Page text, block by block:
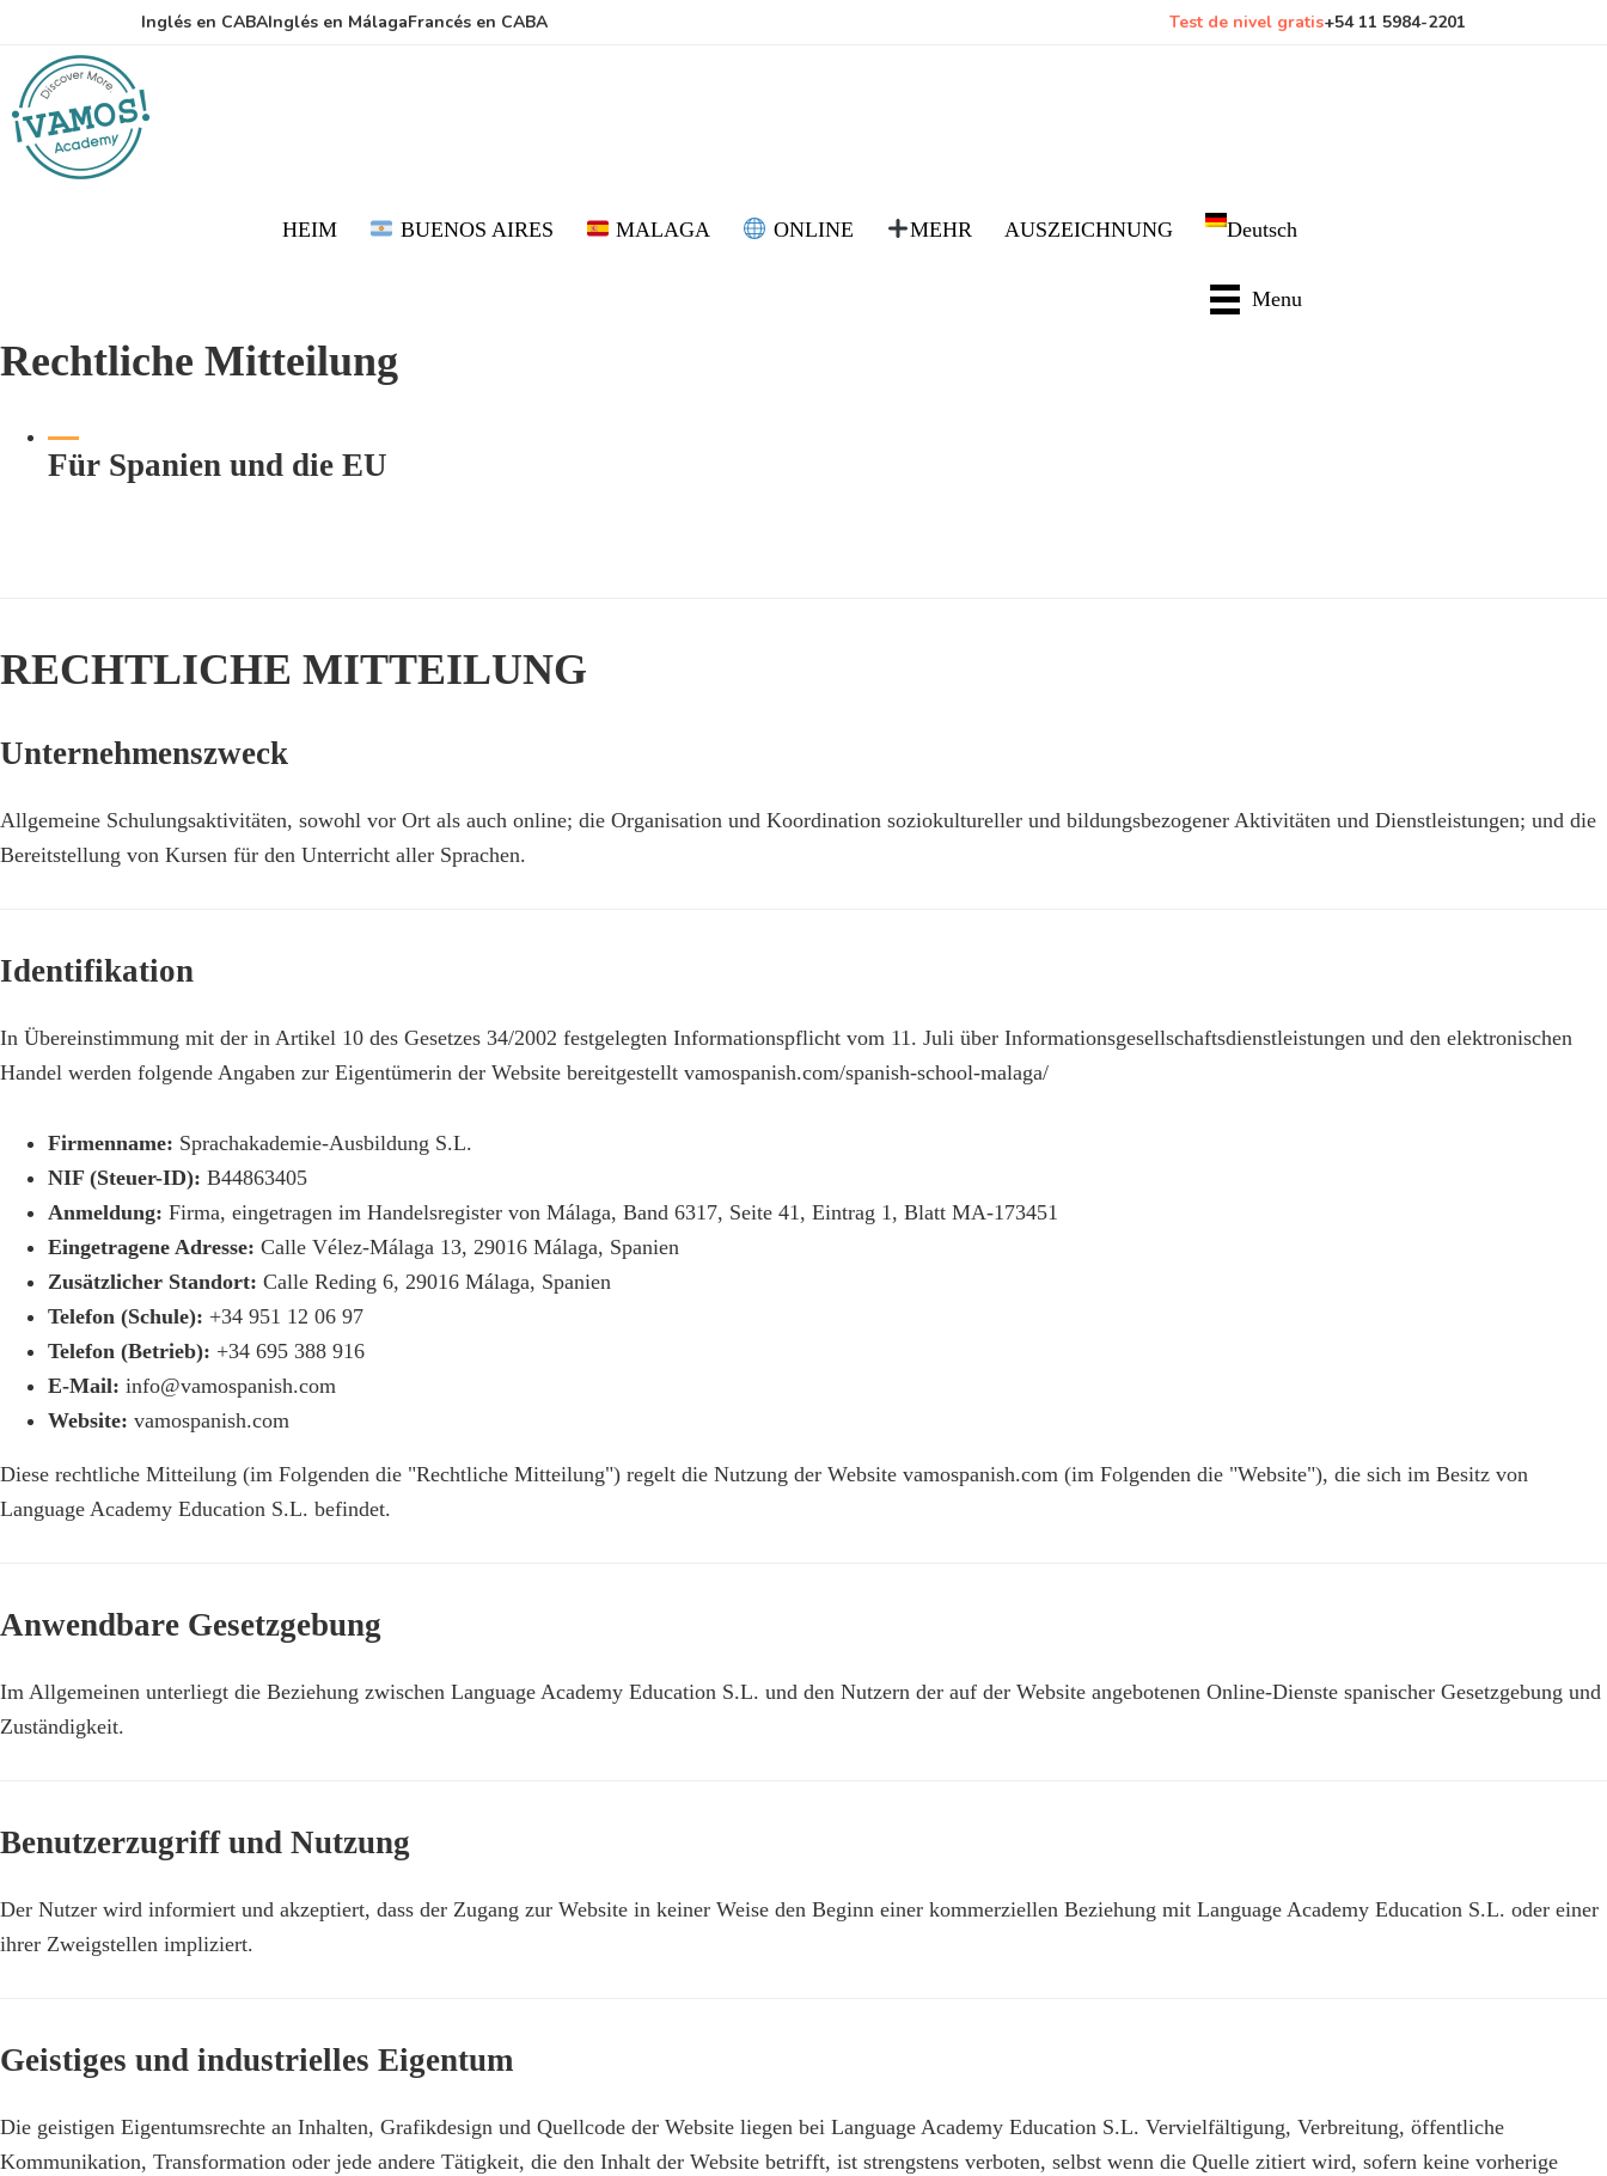
springen
Seitenspalte
springen
Inglés en CABAInglés en MálagaFrancés en CABA Test de nivel gratis+54 11 5984-2201
HEIM BUENOS AIRES MALAGA ONLINE MEHR AUSZEICHNUNG Deutsch
Menu
Rechtliche Mitteilung
Für Spanien und die EU
RECHTLICHE MITTEILUNG
Unternehmenszweck
Allgemeine Schulungsaktivitäten, sowohl vor Ort als auch online; die Organisation und Koordination soziokultureller und bildungsbezogener Aktivitäten und Dienstleistungen; und die
Bereitstellung von Kursen für den Unterricht aller Sprachen.
Identifikation
In Übereinstimmung mit der in Artikel 10 des Gesetzes 34/2002 festgelegten Informationspflicht vom 11. Juli über Informationsgesellschaftsdienstleistungen und den elektronischen
Handel werden folgende Angaben zur Eigentümerin der Website bereitgestellt vamospanish.com/spanish-school-malaga/
Firmenname: Sprachakademie-Ausbildung S.L.
NIF (Steuer-ID): B44863405
Anmeldung: Firma, eingetragen im Handelsregister von Málaga, Band 6317, Seite 41, Eintrag 1, Blatt MA-173451
Eingetragene Adresse: Calle Vélez-Málaga 13, 29016 Málaga, Spanien
Zusätzlicher Standort: Calle Reding 6, 29016 Málaga, Spanien
Telefon (Schule): +34 951 12 06 97
Telefon (Betrieb): +34 695 388 916
E-Mail: info@vamospanish.com
Website: vamospanish.com
Diese rechtliche Mitteilung (im Folgenden die "Rechtliche Mitteilung") regelt die Nutzung der Website vamospanish.com (im Folgenden die "Website"), die sich im Besitz von
Language Academy Education S.L. befindet.
Anwendbare Gesetzgebung
Im Allgemeinen unterliegt die Beziehung zwischen Language Academy Education S.L. und den Nutzern der auf der Website angebotenen Online-Dienste spanischer Gesetzgebung und
Zuständigkeit.
Benutzerzugriff und Nutzung
Der Nutzer wird informiert und akzeptiert, dass der Zugang zur Website in keiner Weise den Beginn einer kommerziellen Beziehung mit Language Academy Education S.L. oder einer
ihrer Zweigstellen impliziert.
Geistiges und industrielles Eigentum
Die geistigen Eigentumsrechte an Inhalten, Grafikdesign und Quellcode der Website liegen bei Language Academy Education S.L. Vervielfältigung, Verbreitung, öffentliche
Kommunikation, Transformation oder jede andere Tätigkeit, die den Inhalt der Website betrifft, ist strengstens verboten, selbst wenn die Quelle zitiert wird, sofern keine vorherige